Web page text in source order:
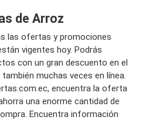
de Arroz
las ofertas y promociones
vigentes hoy. Podrás
con un gran descuento en el
muchas veces en línea.
encuentra la oferta
una enorme cantidad de
Encuentra información